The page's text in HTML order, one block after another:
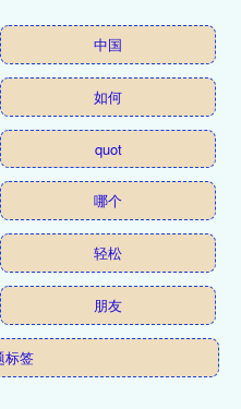
中国
如何
quot
哪个
轻松
朋友
标签